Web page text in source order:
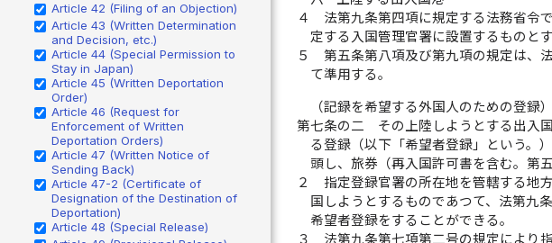
Article 42 (Filing of an Objection)
Article 43 (Written Determination
and Decision, etc.)
Article 44 (Special Permission to
Stay in Japan)
Article 45 (Written Deportation
Order)
Article 46 (Request for
Enforcement of Written
Deportation Orders)
Article 47 (Written Notice of
Sending Back)
Article 47-2 (Certificate of
Designation of the Destination of
Deportation)
Article 48 (Special Release)
４
法第九条第四項に規定する法務省令
定する入国管理官署に設置するものとす
５
第五条第八項及び第九項の規定は、
て準用する。
（記録を希望する外国人のための登録）
第七条の二
その上陸しようとする出入
る登録（以下「希望者登録」という。
頭し、旅券（再入国許可書を含む。第
２
指定登録官署の所在地を管轄する地
国しようとするものであつて、法第九
希望者登録をすることができる。
３
法第九条第七項第二号の規定により